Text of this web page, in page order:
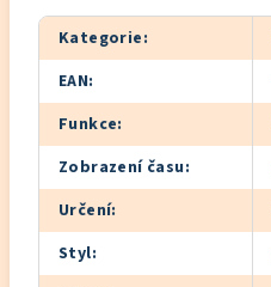
Kategorie:
EAN:
Funkce:
Zobrazení času:
Určení:
Styl: